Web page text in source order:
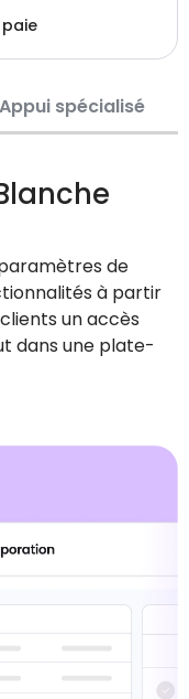
Appui spécialisé
de
à partir
un accès
dans une plate-